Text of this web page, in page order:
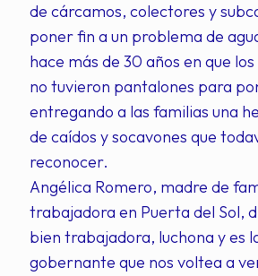
de cárcamos, colectores y
poner fin a un problema de
hace más de 30 años en que
no tuvieron pantalones para
entregando a las familias una
de caídos y socavones que
reconocer.
Angélica Romero, madre de
trabajadora en Puerta del Sol,
bien trabajadora, luchona y es
gobernante que nos voltea a